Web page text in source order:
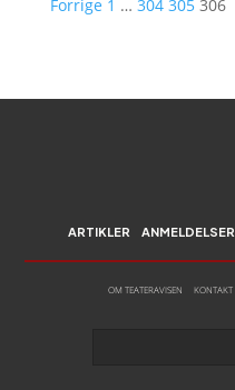
Forrige 1 … 304 305 306
ARTIKLER ANMELDELSER
OM TEATERAVISEN KONTAKT